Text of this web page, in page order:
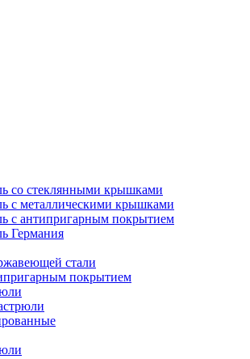
со стеклянными крышками
с металлическими крышками
с антипригарным покрытием
Германия
стали
покрытием